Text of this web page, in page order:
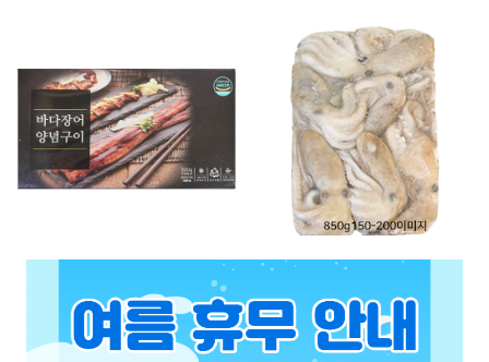
0원 적립
냉동낙지 850g
9,200원
0원 적립